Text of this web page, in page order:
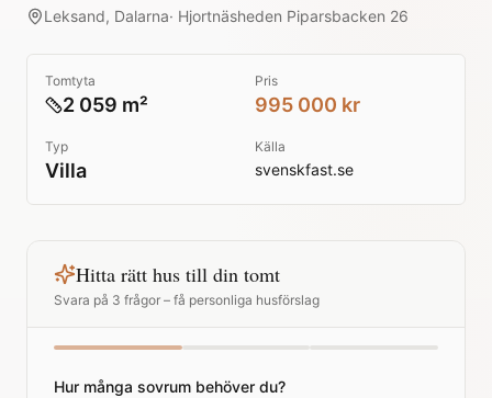
Leksand, Dalarna· Hjortnäsheden Piparsbacken 26
Tomtyta
2 059 m²
Pris
995 000 kr
Typ
Villa
Källa
svenskfast.se
Hitta rätt hus till din tomt
Svara på 3 frågor – få personliga husförslag
Hur många sovrum behöver du?